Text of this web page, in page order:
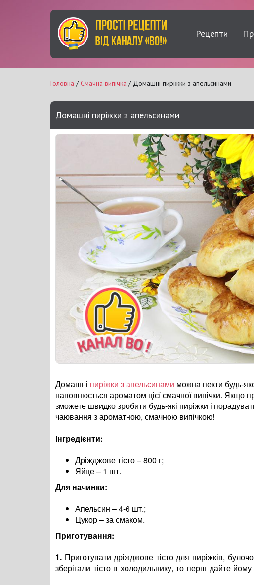
Рецепти
Головна / Смачна випічка / Домашні пиріжки з апельсинами
Домашні пиріжки з апельсинами
Домашні пиріжки з апельсинами можна пекти будь-
наповнюється ароматом цієї смачної випічки. Якщо
зможете швидко зробити будь-які пиріжки і
чаювання з ароматною, смачною випічкою!
Інгредієнти:
Дріжджове тісто – 800 г;
Яйце – 1 шт.
Для начинки:
Апельсин – 4-6 шт.;
Цукор – за смаком.
Приготування:
1. Приготувати дріжджове тісто для пиріжків,
зберігали тісто в холодильнику, то перш дайте